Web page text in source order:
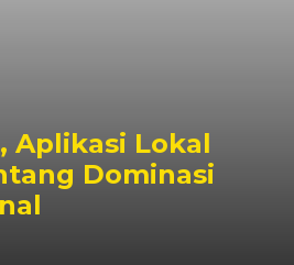
Aplikasi Lokal
Dominasi